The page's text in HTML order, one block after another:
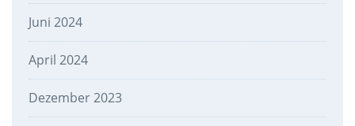
Juni 2024
April 2024
Dezember 2023